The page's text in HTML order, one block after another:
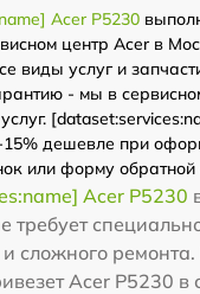
Acer P5230
центр Acer в
виды услуг и
- мы в
15% дешевле при
или форму обратной
Acer P5230
требует
сложного ремонта.
Acer P5230 в